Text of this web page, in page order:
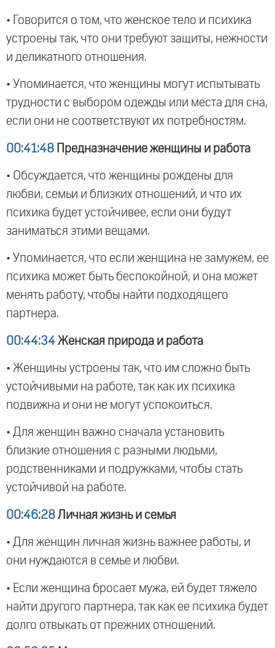
• Говорится о том, что женское тело и психика
устроены так, что они требуют защиты, нежности
и деликатного отношения.
• Упоминается, что женщины могут испытывать
трудности с выбором одежды или места для сна,
если они не соответствуют их потребностям.
00:41:48 Предназначение женщины и работа
• Обсуждается, что женщины рождены для
любви, семьи и близких отношений, и что их
психика будет устойчивее, если они будут
заниматься этими вещами.
• Упоминается, что если женщина не замужем, ее
психика может быть беспокойной, и она может
менять работу, чтобы найти подходящего
партнера.
00:44:34 Женская природа и работа
• Женщины устроены так, что им сложно быть
устойчивыми на работе, так как их психика
подвижна и они не могут успокоиться.
• Для женщин важно сначала установить
близкие отношения с разными людьми,
родственниками и подружками, чтобы стать
устойчивой на работе.
00:46:28 Личная жизнь и семья
• Для женщин личная жизнь важнее работы, и
они нуждаются в семье и любви.
• Если женщина бросает мужа, ей будет тяжело
найти другого партнера, так как ее психика будет
долго отвыкать от прежних отношений.